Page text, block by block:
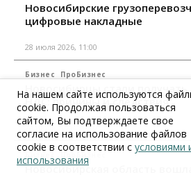
Новосибирские
цифровые накладные
28 июля 2026, 11:00
Бизнес ПроБизнес
Новосибирцы стали получать
НДС: причины и следствия
24 июля 2026, 10:30
Новосибирская область
На нашем сайте используются
cookie. Продолжая пользоваться
сайтом, Вы подтверждаете свое
согласие на использование файлов
cookie в соответствии с условиями
использования